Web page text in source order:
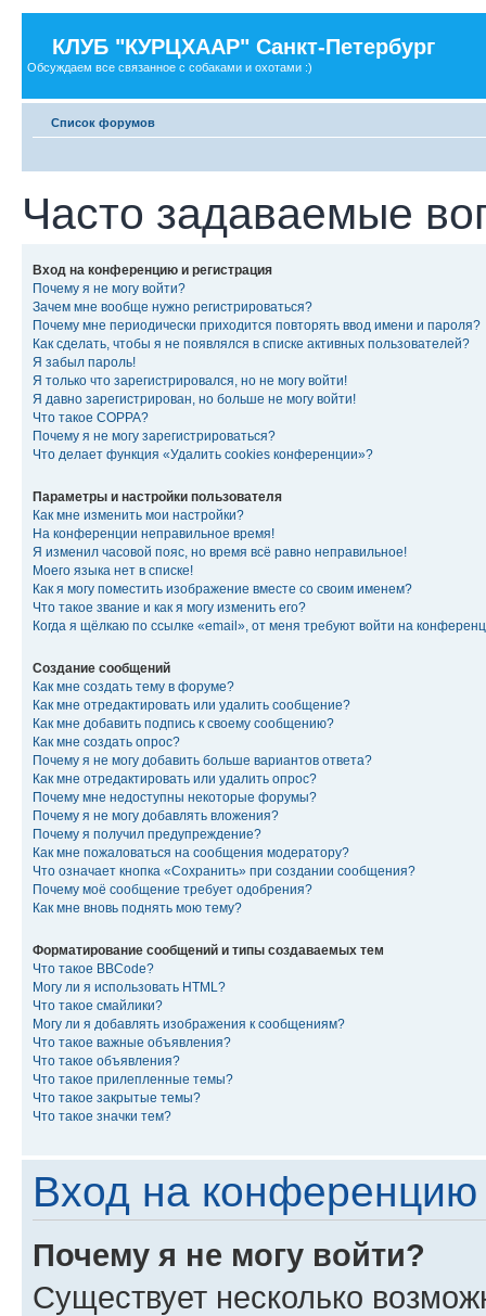
КЛУБ "КУРЦХААР" Санкт-Петербург
Обсуждаем все связанное с собаками и охотами :)
Список форумов
Часто задаваемые
Вход на конференцию и регистрация
Почему я не могу войти?
Зачем мне вообще нужно регистрироваться?
Почему мне периодически приходится повторять ввод имени и пароля?
Как сделать, чтобы я не появлялся в списке активных пользователей?
Я забыл пароль!
Я только что зарегистрировался, но не могу войти!
Я давно зарегистрирован, но больше не могу войти!
Что такое COPPA?
Почему я не могу зарегистрироваться?
Что делает функция «Удалить cookies конференции»?
Параметры и настройки пользователя
Как мне изменить мои настройки?
На конференции неправильное время!
Я изменил часовой пояс, но время всё равно неправильное!
Моего языка нет в списке!
Как я могу поместить изображение вместе со своим именем?
Что такое звание и как я могу изменить его?
Когда я щёлкаю по ссылке «email», от меня требуют войти на
Создание сообщений
Как мне создать тему в форуме?
Как мне отредактировать или удалить сообщение?
Как мне добавить подпись к своему сообщению?
Как мне создать опрос?
Почему я не могу добавить больше вариантов ответа?
Как мне отредактировать или удалить опрос?
Почему мне недоступны некоторые форумы?
Почему я не могу добавлять вложения?
Почему я получил предупреждение?
Как мне пожаловаться на сообщения модератору?
Что означает кнопка «Сохранить» при создании сообщения?
Почему моё сообщение требует одобрения?
Как мне вновь поднять мою тему?
Форматирование сообщений и типы создаваемых тем
Что такое BBCode?
Могу ли я использовать HTML?
Что такое смайлики?
Могу ли я добавлять изображения к сообщениям?
Что такое важные объявления?
Что такое объявления?
Что такое прилепленные темы?
Что такое закрытые темы?
Что такое значки тем?
Вход на конференцию
Почему я не могу войти?
Существует несколько